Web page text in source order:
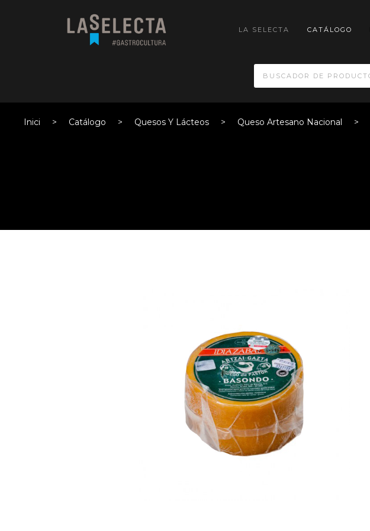
LA SELECTA CATÁLOGO
Inici Catálogo Quesos Y Lácteos Queso Artesano Nacional